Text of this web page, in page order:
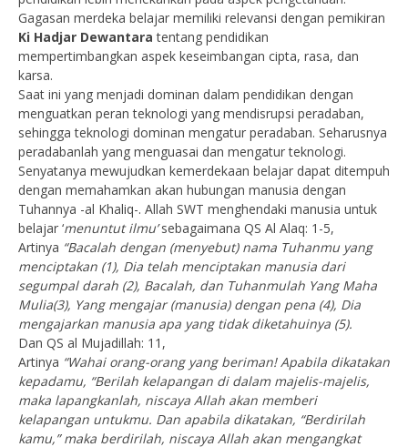
Gagasan merdeka belajar memiliki relevansi dengan pemikiran
Ki Hadjar Dewantara tentang pendidikan
mempertimbangkan aspek keseimbangan cipta, rasa, dan
karsa.
Saat ini yang menjadi dominan dalam pendidikan dengan
menguatkan peran teknologi yang mendisrupsi peradaban,
sehingga teknologi dominan mengatur peradaban. Seharusnya
peradabanlah yang menguasai dan mengatur teknologi.
Senyatanya mewujudkan kemerdekaan belajar dapat ditempuh
dengan memahamkan akan hubungan manusia dengan
Tuhannya -al Khaliq-. Allah SWT menghendaki manusia untuk
belajar ‘menuntut ilmu’sebagaimana QS Al Alaq: 1-5,
Artinya “Bacalah dengan (menyebut) nama Tuhanmu yang
menciptakan (1), Dia telah menciptakan manusia dari
segumpal darah (2), Bacalah, dan Tuhanmulah Yang Maha
Mulia(3), Yang mengajar (manusia) dengan pena (4), Dia
mengajarkan manusia apa yang tidak diketahuinya (5).
Dan QS al Mujadillah: 11,
Artinya “Wahai orang-orang yang beriman! Apabila dikatakan
kepadamu, “Berilah kelapangan di dalam majelis-majelis,
maka lapangkanlah, niscaya Allah akan memberi
kelapangan untukmu. Dan apabila dikatakan, “Berdirilah
kamu,” maka berdirilah, niscaya Allah akan mengangkat